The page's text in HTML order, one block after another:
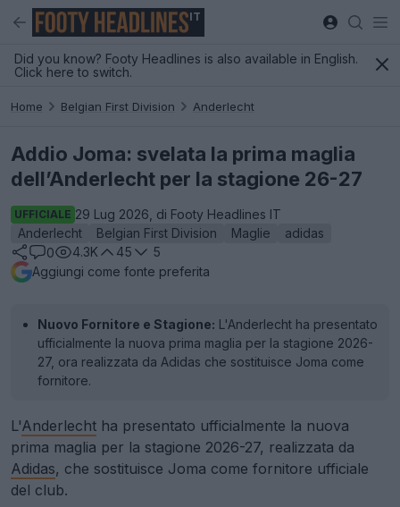
IT
Did you know? Footy Headlines is also available in English.
Click here to switch.
Home Belgian First Division Anderlecht
Addio Joma: svelata la prima maglia
dell’Anderlecht per la stagione 26-27
UFFICIALE 29 Lug 2026, di Footy Headlines IT
Anderlecht
Belgian First Division Maglie
adidas
0
4.3K 45
5
Aggiungi come fonte preferita
Nuovo Fornitore e Stagione: L'Anderlecht ha presentato
ufficialmente la nuova prima maglia per la stagione 2026-
27, ora realizzata da Adidas che sostituisce Joma come
fornitore.
L'Anderlecht ha presentato ufficialmente la nuova
prima maglia per la stagione 2026-27, realizzata da
Adidas, che sostituisce Joma come fornitore ufficiale
del club.